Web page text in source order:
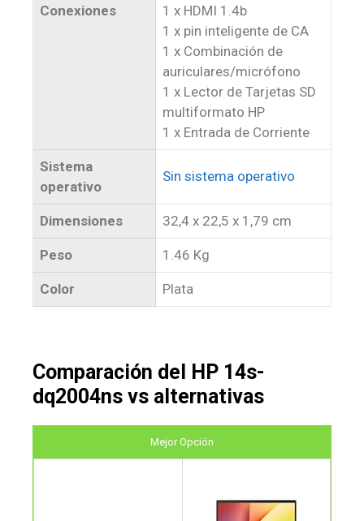
Conexiones
1 x HDMI 1.4b
1 x pin inteligente de CA
1 x Combinación de
auriculares/micrófono
1 x Lector de Tarjetas SD
multiformato HP
1 x Entrada de Corriente
Sistema
operativo
Sin sistema operativo
Dimensiones 32,4 x 22,5 x 1,79 cm
Peso 1.46 Kg
Color Plata
Comparación del HP 14s-
dq2004ns vs alternativas
Mejor Opción